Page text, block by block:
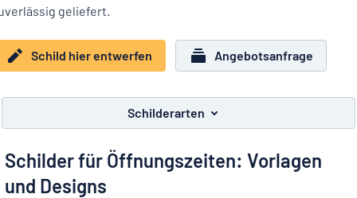
Industrie und Fertigung
Büro & Arbeitsplatz
Plakate
Das Gesuchte nicht gefunden?
Heim
Namensschilder
Alle Kategorien anzeigen
Einloggen
geliefert.
Schild hier entwerfen Angebotsanfrage
Schilderarten
Schilder für Öffnungszeiten: Vorlagen
und Designs